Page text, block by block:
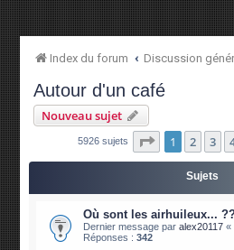
Index du forum Discussion
Autour d'un café
Nouveau sujet
5926 sujets Page 1sur119
1 2 3
Sujets
Où sont les airhuileux...
Dernier message paralex20117 «
Réponses :342